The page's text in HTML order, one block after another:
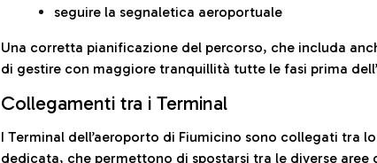
seguire la segnaletica aeroportuale
Una corretta pianificazione del percorso, che includa
di gestire con maggiore tranquillità tutte le fasi prima
Collegamenti tra i Terminal
I Terminal dell’aeroporto di Fiumicino sono collegati tra
dedicata, che permettono di spostarsi tra le diverse aree